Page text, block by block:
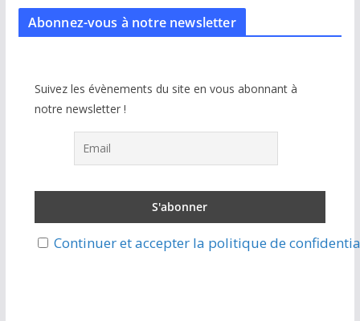
Abonnez-vous à notre newsletter
Suivez les évènements du site en vous abonnant à
notre newsletter !
Continuer et accepter la politique de